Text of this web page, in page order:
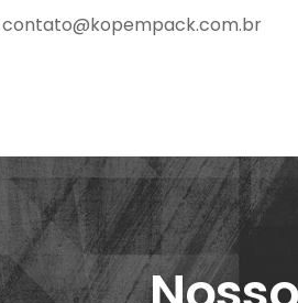
contato@kopempack.com.br